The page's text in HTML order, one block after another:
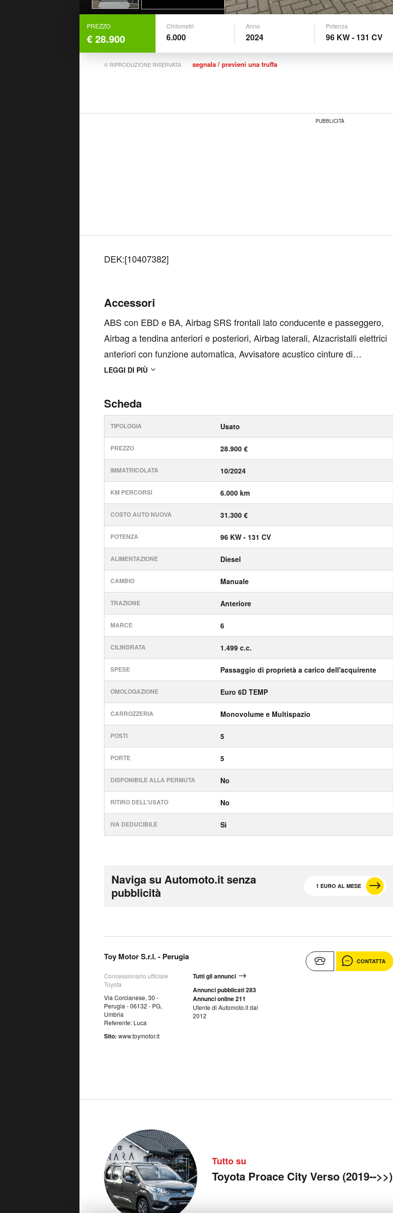
PREZZO
€ 28.900
Chilometri
6.000
Anno
2024
Potenza
96 KW - 131 CV
© RIPRODUZIONE RISERVATA segnala / previeni una truffa
PUBBLICITÀ
DEK:[10407382]
Accessori
ABS con EBD e BA, Airbag SRS frontali lato conducente e passeggero,
Airbag a tendina anteriori e posteriori, Airbag laterali, Alzacristalli elettrici
anteriori con funzione automatica, Avvisatore acustico cinture di
sicurezza, Avviso superamento corsia con controllo dello sterzo, Barre
LEGGI DI PIÙ
Scheda
TIPOLOGIA Usato
PREZZO 28.900 €
IMMATRICOLATA 10/2024
KM PERCORSI 6.000 km
COSTO AUTO NUOVA 31.300 €
POTENZA 96 KW - 131 CV
ALIMENTAZIONE Diesel
CAMBIO Manuale
TRAZIONE Anteriore
MARCE 6
CILINDRATA 1.499 c.c.
SPESE Passaggio di proprietà a carico dell'acquirente
OMOLOGAZIONE Euro 6D TEMP
CARROZZERIA Monovolume e Multispazio
POSTI 5
PORTE 5
DISPONIBILE ALLA PERMUTA No
RITIRO DELL'USATO No
IVA DEDUCIBILE Sì
Naviga su Automoto.it senza
pubblicità
1 EURO AL MESE
Toy Motor S.r.l. - Perugia
Concessionario ufficiale
Toyota
Via Corcianese, 30 -
Perugia - 06132 - PG,
Umbria
Referente: Luca
Sito: www.toymotor.it
Tutti gli annunci
Annunci pubblicati 283
Annunci online 211
Utente di Automoto.it dal
2012
CONTATTA
Tutto su
Toyota Proace City Verso (2019-->>)